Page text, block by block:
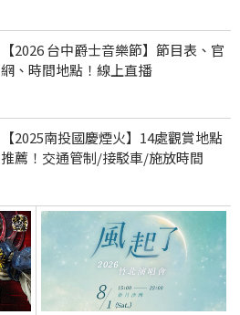
【2026 台中爵士音樂節】節目表、官
網、時間地點！線上直播
【2025南投國慶煙火】14處觀賞地點
推薦！交通管制/接駁車/施放時間